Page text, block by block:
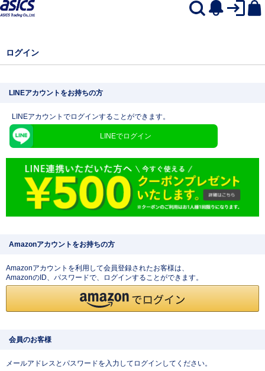
ログイン
LINEアカウントをお持ちの方
LINEアカウントでログインすることができます。
LINEでログイン
Amazonアカウントをお持ちの方
Amazonアカウントを利用して会員登録されたお客様は、
AmazonのID、パスワードで、ログインすることができます。
会員のお客様
メールアドレスとパスワードを入力してログインしてください。